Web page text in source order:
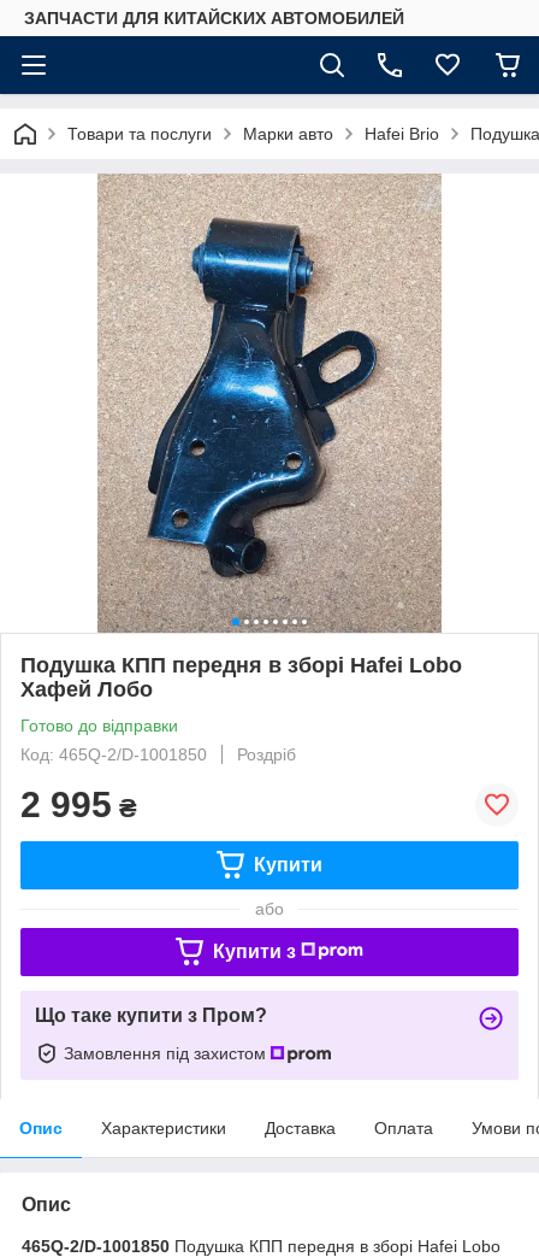
ЗАПЧАСТИ ДЛЯ КИТАЙСКИХ АВТОМОБИЛЕЙ
Товари та послуги Марки авто Hafei Brio
Подушка КПП передня в зборі Hafei Lobo
Хафей Лобо
Готово до відправки
Код: 465Q-2/D-1001850
Роздріб
2 995 ₴
Купити
або
Купити з
Що таке купити з Пром?
Замовлення під захистом
Опис Характеристики Доставка Оплата Умови
Опис
465Q-2/D-1001850 Подушка КПП передня в зборі Hafei Lobo